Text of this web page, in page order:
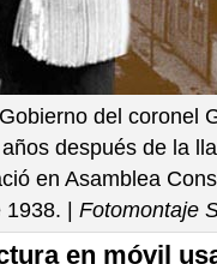
del coronel
después de la
en Asamblea
| Fotomontaje
en móvil